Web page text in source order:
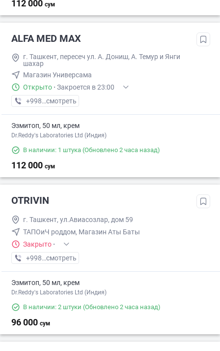
112 000 сум
ALFA MED MAX
г. Ташкент, пересеч ул. А. Дониш, А. Темур и Янги
шахар
Магазин Универсама
Открыто · Закроется в 23:00
+998 (71) XXX-XX-XX
смотреть
Эзмитоп, 50 мл, крем
Dr.Reddy's Laboratories Ltd (Индия)
В наличии: 1 штука (Обновлено 2 часа назад)
112 000 сум
OTRIVIN
г. Ташкент, ул.Авиасозлар, дом 59
ТАПОиЧ роддом, Магазин Аты Баты
Закрыто ·
+998 (90) XXX-XX-XX
смотреть
Эзмитоп, 50 мл, крем
Dr.Reddy's Laboratories Ltd (Индия)
В наличии: 2 штуки (Обновлено 2 часа назад)
96 000 сум